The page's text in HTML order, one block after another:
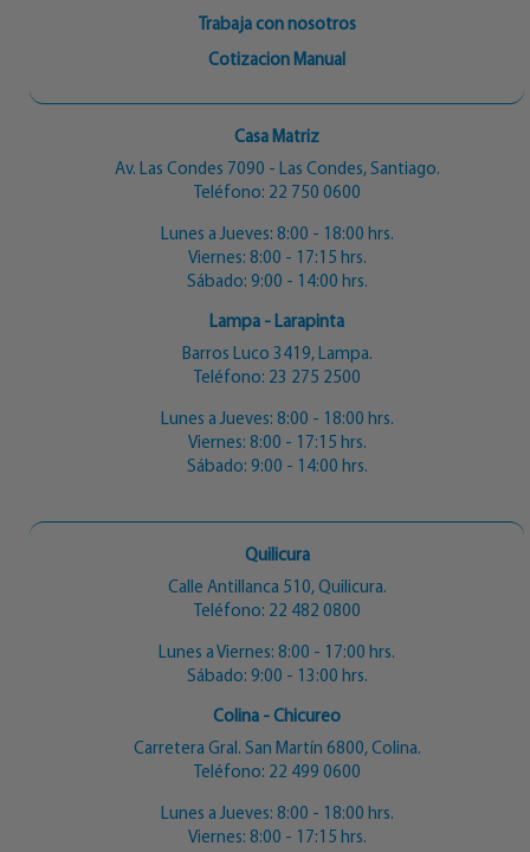
Trabaja con nosotros
Cotizacion Manual
Casa Matriz
Av. Las Condes 7090 - Las Condes, Santiago.
Teléfono: 22 750 0600
Lunes a Jueves: 8:00 - 18:00 hrs.
Viernes: 8:00 - 17:15 hrs.
Sábado: 9:00 - 14:00 hrs.
Lampa - Larapinta
Barros Luco 3419, Lampa.
Teléfono: 23 275 2500
Lunes a Jueves: 8:00 - 18:00 hrs.
Viernes: 8:00 - 17:15 hrs.
Sábado: 9:00 - 14:00 hrs.
Quilicura
Calle Antillanca 510, Quilicura.
Teléfono: 22 482 0800
Lunes a Viernes: 8:00 - 17:00 hrs.
Sábado: 9:00 - 13:00 hrs.
Colina - Chicureo
Carretera Gral. San Martín 6800, Colina.
Teléfono: 22 499 0600
Lunes a Jueves: 8:00 - 18:00 hrs.
Viernes: 8:00 - 17:15 hrs.